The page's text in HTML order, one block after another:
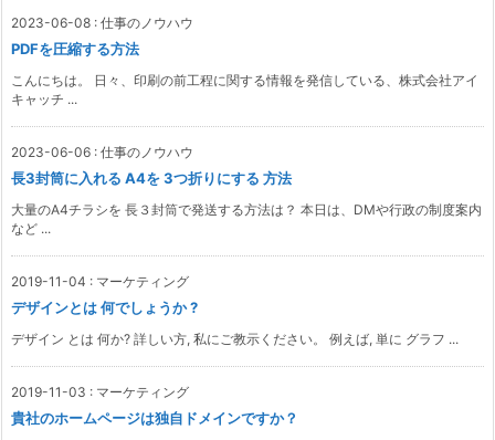
2023-06-08 : 仕事のノウハウ
PDFを圧縮する方法
こんにちは。 日々、印刷の前工程に関する情報を発信している、株式会社アイ
キャッチ ...
2023-06-06 : 仕事のノウハウ
長3封筒に入れる A4を 3つ折りにする 方法
大量のA4チラシを 長３封筒で発送する方法は？ 本日は、DMや行政の制度案内
など ...
2019-11-04 : マーケティング
デザインとは 何でしょうか ?
デザイン とは 何か? 詳しい方, 私にご教示ください。 例えば, 単に グラフ ...
2019-11-03 : マーケティング
貴社のホームページは独自ドメインですか？